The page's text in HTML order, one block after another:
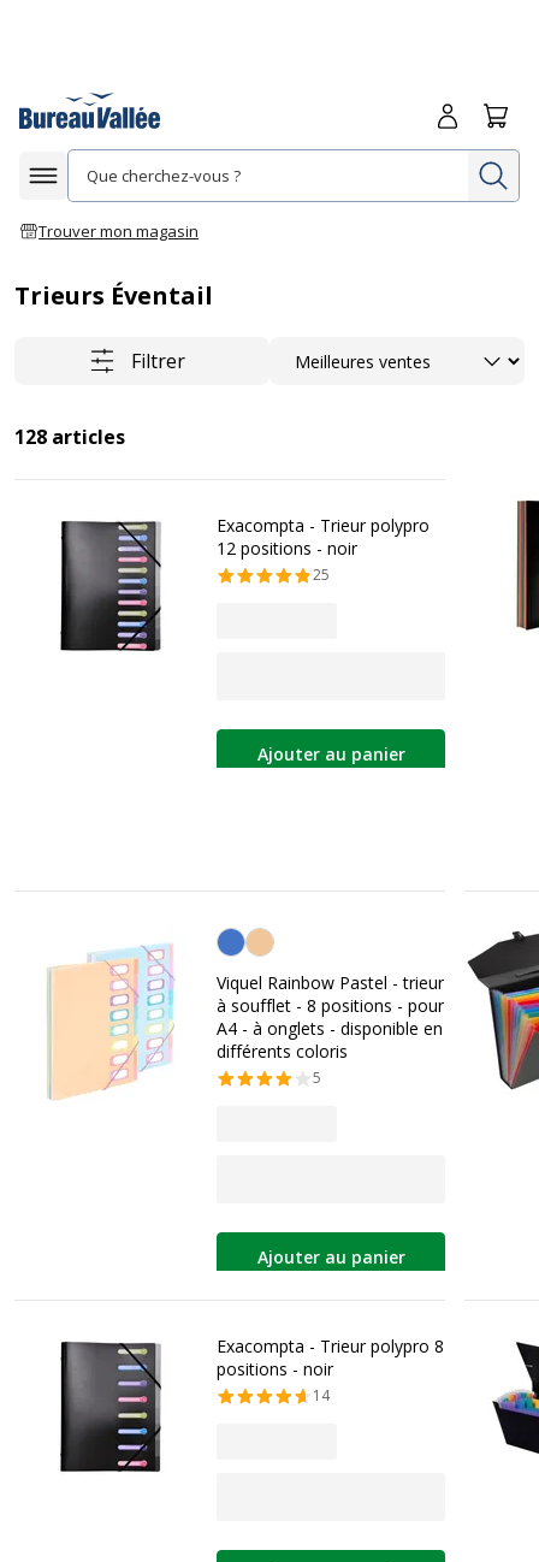
Afficher la navigation
Trouver mon magasin
Me
Trieurs Éventail
Filtrer Trier
128 articles
Exacompta - Trieur polypro
12 positions - noir
25
Ajouter au panier
Personnalisation de la couleur
Viquel Rainbow Pastel - trieur
à soufflet - 8 positions - pour
A4 - à onglets - disponible en
différents coloris
5
Ajouter au panier
Exacompta - Trieur polypro 8
positions - noir
14